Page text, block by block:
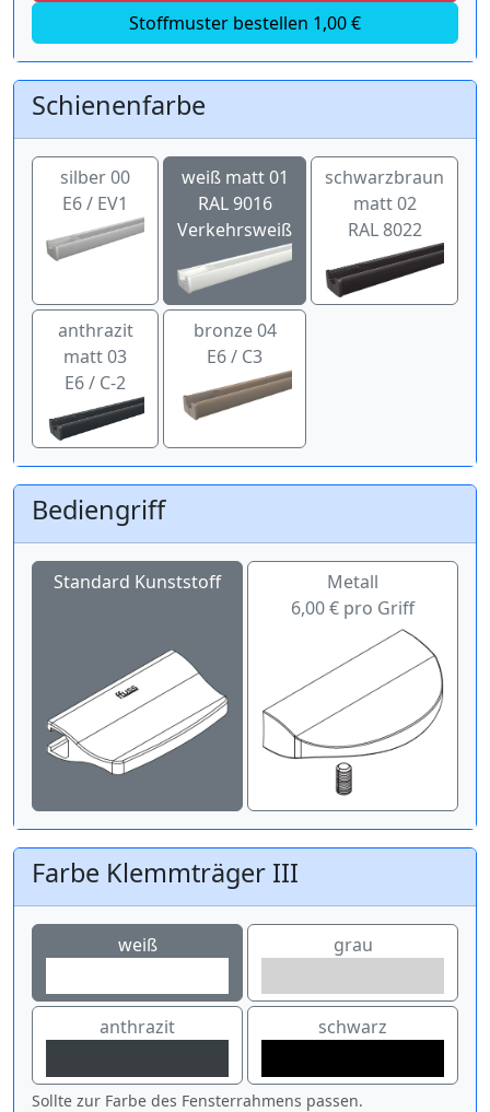
Stoffmuster bestellen 1,00 €
Schienenfarbe
silber 00
E6 / EV1
weiß matt 01
RAL 9016
Verkehrsweiß
schwarzbraun
matt 02
RAL 8022
anthrazit
matt 03
E6 / C-2
bronze 04
E6 / C3
Bediengriff
Standard Kunststoff
Metall
6,00 € pro Griff
Farbe Klemmträger III
weiß grau
anthrazit schwarz
Sollte zur Farbe des Fensterrahmens passen.